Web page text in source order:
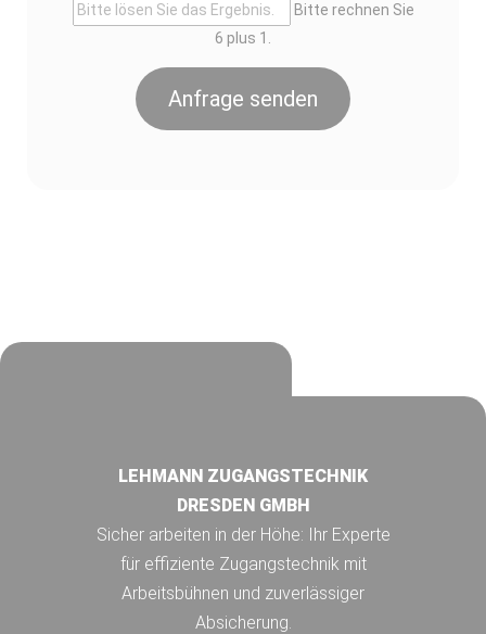
Bitte rechnen Sie
6 plus 1.
Anfrage senden
LEHMANN ZUGANGSTECHNIK
DRESDEN GMBH
Sicher arbeiten in der Höhe: Ihr Experte
für effiziente Zugangstechnik mit
Arbeitsbühnen und zuverlässiger
Absicherung.